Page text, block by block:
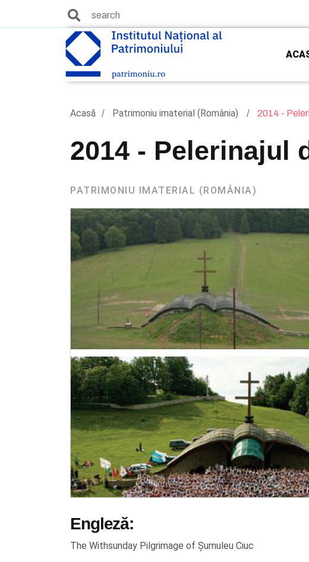
Acasă Patrimoniu imaterial (România) 2014 -
2014 - Pelerinajul
PATRIMONIU IMATERIAL (ROMÂNIA)
Engleză:
The Withsunday Pilgrimage of Șumuleu Ciuc